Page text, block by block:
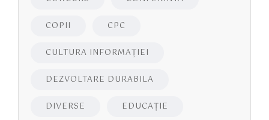
COPII CPC
CULTURA INFORMAŢIEI
DEZVOLTARE DURABILA
DIVERSE EDUCAŢIE